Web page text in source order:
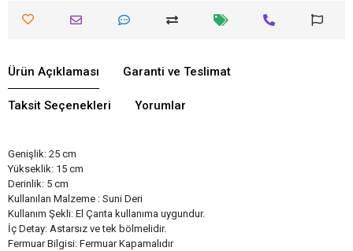
Ürün Açıklaması Garanti ve Teslimat
Taksit Seçenekleri Yorumlar
Genişlik: 25 cm
Yükseklik: 15 cm
Derinlik: 5 cm
Kullanılan Malzeme : Suni Deri
Kullanım Şekli: El Çanta kullanıma uygundur.
İç Detay: Astarsız ve tek bölmelidir.
Fermuar Bilgisi: Fermuar Kapamalıdır